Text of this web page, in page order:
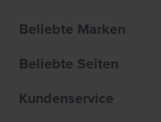
Beliebte Marken
Beliebte Seiten
Kundenservice